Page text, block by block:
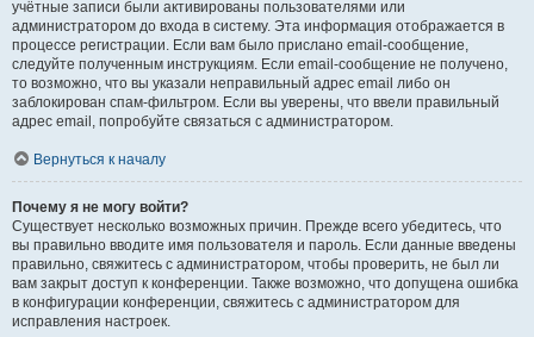
учётные записи были активированы пользователями или
администратором до входа в систему. Эта информация отображается в
процессе регистрации. Если вам было прислано email-сообщение,
следуйте полученным инструкциям. Если email-сообщение не получено,
то возможно, что вы указали неправильный адрес email либо он
заблокирован спам-фильтром. Если вы уверены, что ввели правильный
адрес email, попробуйте связаться с администратором.
Вернуться к началу
Почему я не могу войти?
Существует несколько возможных причин. Прежде всего убедитесь, что
вы правильно вводите имя пользователя и пароль. Если данные введены
правильно, свяжитесь с администратором, чтобы проверить, не был ли
вам закрыт доступ к конференции. Также возможно, что допущена ошибка
в конфигурации конференции, свяжитесь с администратором для
исправления настроек.